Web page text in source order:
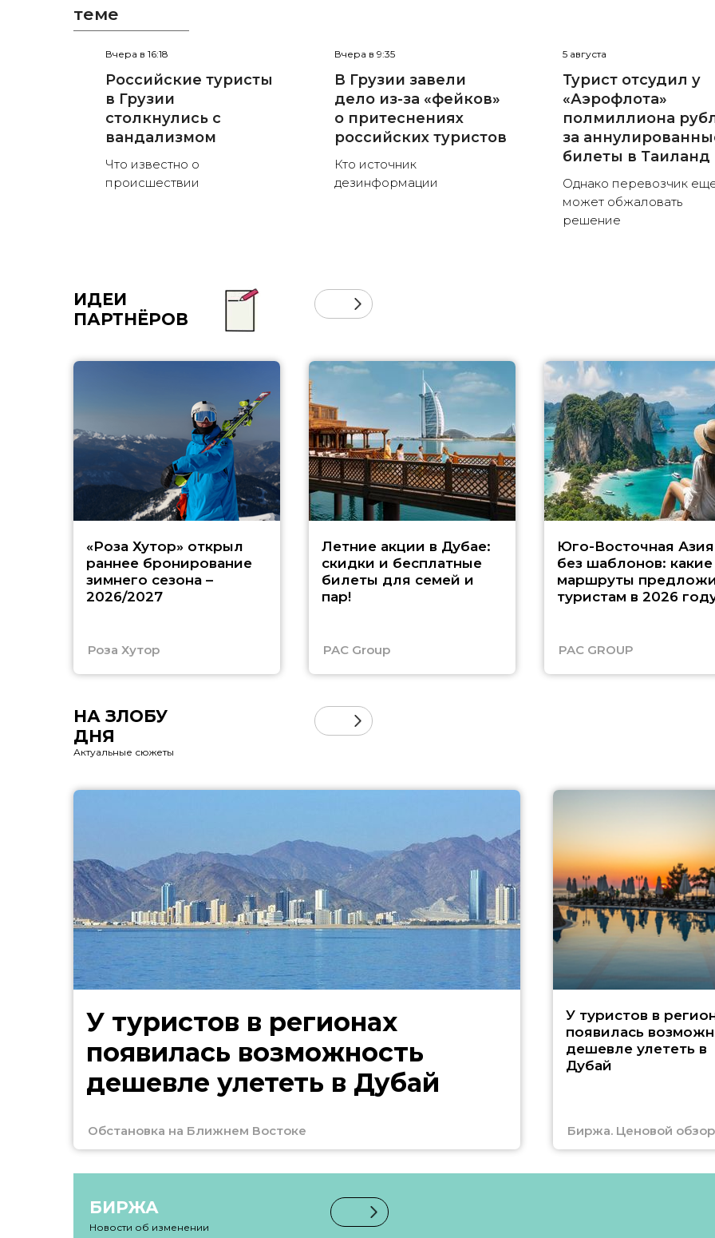
теме
Вчера в 16:18
Российские туристы
в Грузии
столкнулись с
вандализмом
Что известно о
происшествии
Вчера в 9:35
В Грузии завели
дело из-за «фейков»
о притеснениях
российских туристов
Кто источник
дезинформации
5 августа
Турист отсудил у
«Аэрофлота»
полмиллиона
за
билеты в Таиланд
Однако перевозчик
может обжаловать
решение
ИДЕИ
ПАРТНЁРОВ
«Роза Хутор» открыл
раннее бронирование
зимнего сезона –
2026/2027
Роза Хутор
Летние акции в Дубае:
скидки и бесплатные
билеты для семей и
пар!
PAC Group
Юго-Восточная Азия
без шаблонов: какие
маршруты
туристам в 2026
PAC GROUP
НА ЗЛОБУ
ДНЯ
Актуальные сюжеты
У туристов в регионах
появилась возможность
дешевле улететь в Дубай
Обстановка на Ближнем Востоке
У туристов в
появилась
дешевле улететь в
Дубай
Биржа. Ценовой обзор
БИРЖА
Новости об изменении